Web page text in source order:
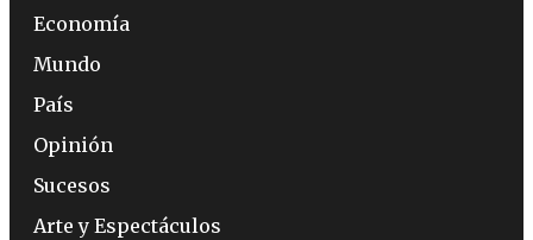
Economía
Mundo
País
Opinión
Sucesos
Arte y Espectáculos